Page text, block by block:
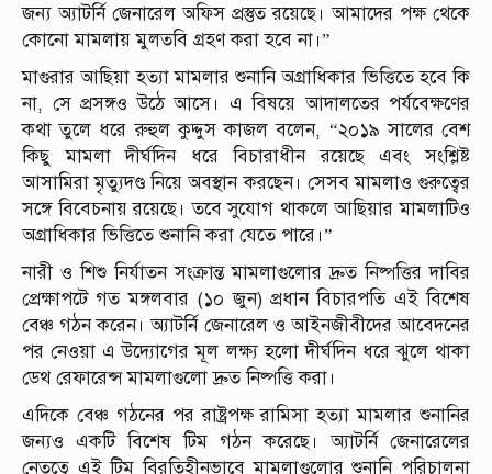
জন্য অ্যাটর্নি জেনারেল অফিস প্রস্তুত রয়েছে। আমাদের পক্ষ থেকে
কোনো মামলায় মুলতবি গ্রহণ করা হবে না।”
মাগুরার আছিয়া হত্যা মামলার শুনানি অগ্রাধিকার ভিত্তিতে হবে কি
না, সে প্রসঙ্গও উঠে আসে। এ বিষয়ে আদালতের পর্যবেক্ষণের
কথা তুলে ধরে রুহুল কুদ্দুস কাজল বলেন, “২০১৯ সালের বেশ
কিছু মামলা দীর্ঘদিন ধরে বিচারাধীন রয়েছে এবং সংশ্লিষ্ট
আসামিরা মৃত্যুদণ্ড নিয়ে অবস্থান করছেন। সেসব মামলাও গুরুত্বের
সঙ্গে বিবেচনায় রয়েছে। তবে সুযোগ থাকলে আছিয়ার মামলাটিও
অগ্রাধিকার ভিত্তিতে শুনানি করা যেতে পারে।”
নারী ও শিশু নির্যাতন সংক্রান্ত মামলাগুলোর দ্রুত নিষ্পত্তির দাবির
প্রেক্ষাপটে গত মঙ্গলবার (১০ জুন) প্রধান বিচারপতি এই বিশেষ
বেঞ্চ গঠন করেন। অ্যাটর্নি জেনারেল ও আইনজীবীদের আবেদনের
পর নেওয়া এ উদ্যোগের মূল লক্ষ্য হলো দীর্ঘদিন ধরে ঝুলে থাকা
ডেথ রেফারেন্স মামলাগুলো দ্রুত নিষ্পত্তি করা।
এদিকে বেঞ্চ গঠনের পর রাষ্ট্রপক্ষ রামিসা হত্যা মামলার শুনানির
জন্যও একটি বিশেষ টিম গঠন করেছে। অ্যাটর্নি জেনারেলের
নেতৃত্বে এই টিম বিরতিহীনভাবে মামলাগুলোর শুনানি পরিচালনা